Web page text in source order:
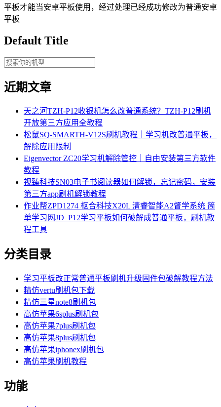
平板才能当安卓平板使用，经过处理已经成功修改为普通安卓
平板
Default Title
近期文章
天之河TZH-P12收银机怎么改普通系统？TZH-P12刷机
开放第三方应用全教程
松鼠SQ-SMARTH-V12S刷机教程｜学习机改普通平板，
解除应用限制
Eigenvector ZC20学习机解除管控｜自由安装第三方软件
教程
视臻科技SN03电子书阅读器如何解锁，忘记密码，安装
第三方app刷机解锁教程
作业帮ZPD1274 枢合科技X20L 清睿智能A2督学系统 简
单学习网JD_P12学习平板如何破解成普通平板，刷机教
程工具
分类目录
学习平板改正常普通平板刷机升级固件包破解教程方法
精仿vertu刷机包下载
精仿三星note8刷机包
高仿苹果6splus刷机包
高仿苹果7plus刷机包
高仿苹果8plus刷机包
高仿苹果iphonex刷机包
高仿苹果刷机教程
功能